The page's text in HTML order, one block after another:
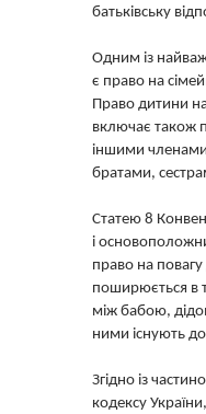
батьківську
Одним із
є право на
Право дитини
включає також
іншими
братами,
Статею 8
і
право на
поширюється в
між бабою,
ними існують
Згідно із
кодексу